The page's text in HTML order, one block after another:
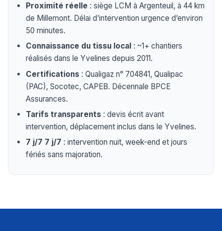
Proximité réelle : siège LCM à Argenteuil, à 44 km
de Millemont. Délai d’intervention urgence d’environ
50 minutes.
Connaissance du tissu local : ~1+ chantiers
réalisés dans le Yvelines depuis 2011.
Certifications : Qualigaz n° 704841, Qualipac
(PAC), Socotec, CAPEB. Décennale BPCE
Assurances.
Tarifs transparents : devis écrit avant
intervention, déplacement inclus dans le Yvelines.
7 j/7 7 j/7 : intervention nuit, week-end et jours
fériés sans majoration.